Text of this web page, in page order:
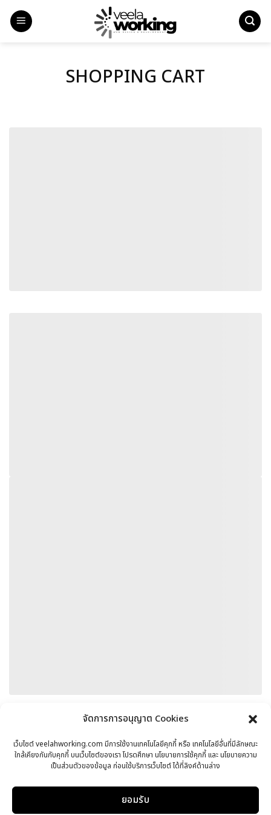
จัดการการอนุญาต Cookies
เว็บไซต์ veelahworking.com มีการใช้งานเทคโนโลยีคุกกี้ หรือ เทคโนโลยีอื่นที่มีลักษณะ
ใกล้เคียงกันกับคุกกี้ บนเว็บไซต์ของเรา โปรดศึกษา นโยบายการใช้คุกกี้ และ นโยบายความ
เป็นส่วนตัวของข้อมูล ก่อนใช้บริการเว็บไซต์ ได้ที่ลิงค์ด้านล่าง
ยอมรับ
Skip
to
SHOPPING CART